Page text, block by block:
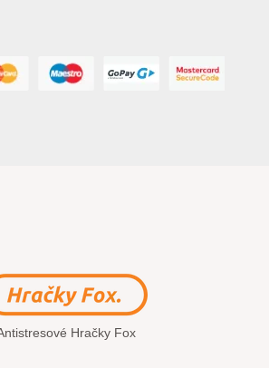
Hračky Fox